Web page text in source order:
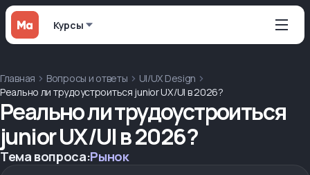
Курсы
Главная Вопросы и ответы
UI/UX Design
Реально ли трудоустроиться junior UX/UI в 2026?
Реально ли трудоустроиться
junior UX/UI в 2026?
Тема вопроса:Рынок